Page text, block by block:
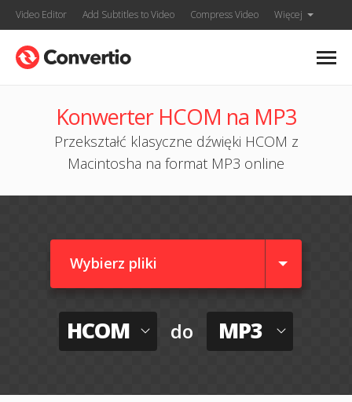
Video Editor Add Subtitles to Video Compress Video Więcej
Konwerter HCOM na MP3
Przekształć klasyczne dźwięki HCOM z
Macintosha na format MP3 online
Wybierz pliki
HCOM do MP3